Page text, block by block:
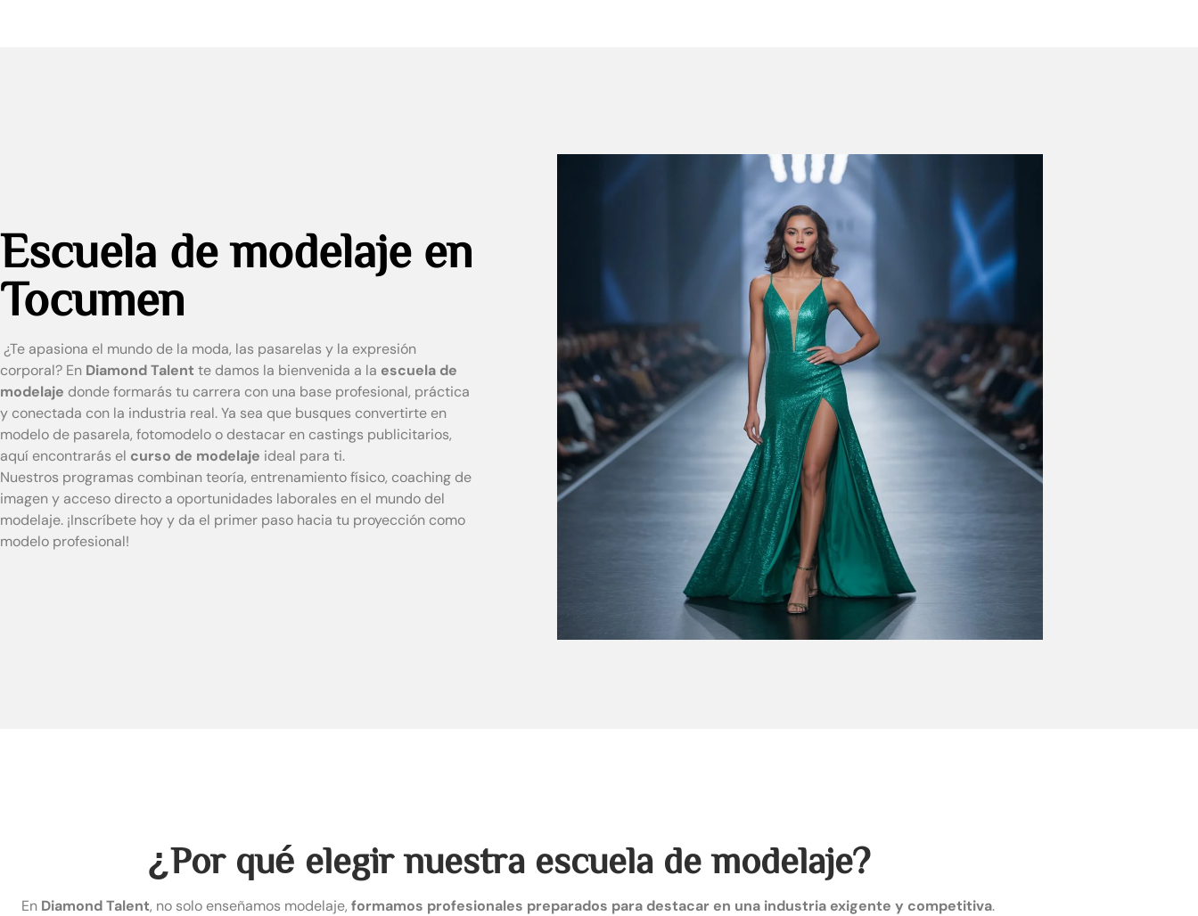
Escuela de modelaje en
Tocumen
¿Te apasiona el mundo de la moda, las pasarelas y la expresión
corporal? En Diamond Talent te damos la bienvenida a la escuela de
modelaje donde formarás tu carrera con una base profesional, práctica
y conectada con la industria real. Ya sea que busques convertirte en
modelo de pasarela, fotomodelo o destacar en castings publicitarios,
aquí encontrarás el curso de modelaje ideal para ti.
Nuestros programas combinan teoría, entrenamiento físico, coaching de
imagen y acceso directo a oportunidades laborales en el mundo del
modelaje. ¡Inscríbete hoy y da el primer paso hacia tu proyección como
modelo profesional!
¿Por qué elegir nuestra escuela de modelaje?
En Diamond Talent, no solo enseñamos modelaje, formamos profesionales preparados para destacar en una industria exigente y competitiva.